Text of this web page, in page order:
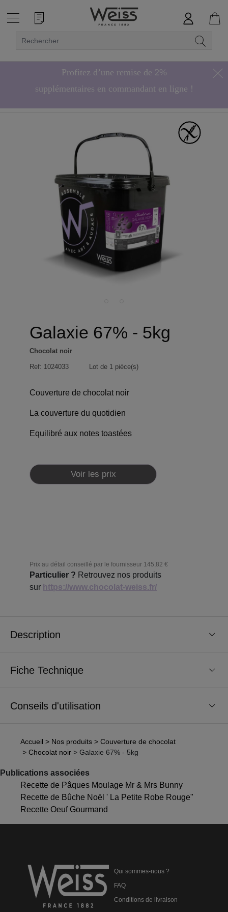
Profitez d’une remise de 2%
supplémentaires en commandant en ligne !
Galaxie 67% - 5kg
Chocolat noir
Ref: 1024033 Lot de 1 pièce(s)
Couverture de chocolat noir
La couverture du quotidien
Equilibré aux notes toastées
Voir les prix
Prix au détail conseillé par le fournisseur 145,82 €
Particulier ? Retrouvez nos produits
sur https://www.chocolat-weiss.fr/
Description
Fiche Technique
Conseils d'utilisation
Accueil > Nos produits > Couverture de chocolat
> Chocolat noir > Galaxie 67% - 5kg
Publications associées
Recette de Pâques Moulage Mr & Mrs Bunny
Recette de Bûche Noël ' La Petite Robe Rouge"
Recette Oeuf Gourmand
Qui sommes-nous ?
FAQ
Conditions de livraison